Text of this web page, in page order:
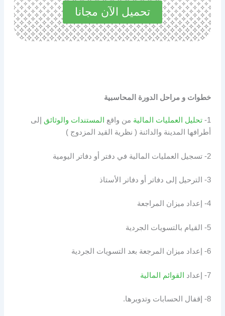
تحميل الآن مجانا
خطوات و مراحل الدورة المحاسبية
1- تحليل العمليات المالية من واقع المستندات والوثائقإلى
أطرافها المدينة والدائنة ( نظرية القيد المزدوج )
2- تسجيل العمليات المالية في دفتر أو دفاتر اليومية
3- الترحيل إلى دفاتر أو دفاتر الأستاذ
4- إعداد ميزان المراجعة
5- القيام بالتسويات الجردية
6- إعداد ميزان المرجعة بعد التسويات الجردية
7- إعداد القوائم المالية
8- إقفال الحسابات وتدويرها.